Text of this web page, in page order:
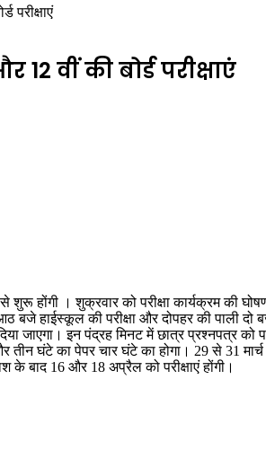
परीक्षाएं
वीं की बोर्ड परीक्षाएं
शुरू होंगी । शुक्रवार को परीक्षा कार्यक्रम की
आठ बजे हाईस्कूल की परीक्षा और दोपहर की
जाएगा। इन पंद्रह मिनट में छात्र प्रश्नपत्र
घंटे का पेपर चार घंटे का होगा। 29 से 31
बाद 16 और 18 अप्रैल को परीक्षाएं होंगी।